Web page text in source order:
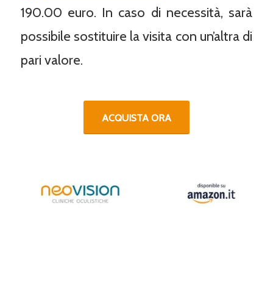
190.00 euro. In caso di necessità, sarà
possibile sostituire la visita con un’altra di
pari valore.
ACQUISTA ORA